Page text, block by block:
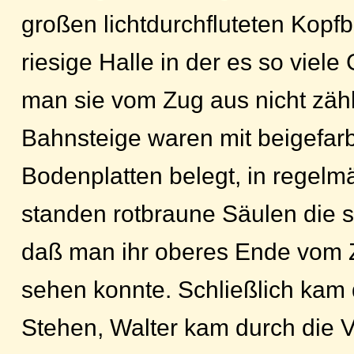
großen lichtdurchfluteten
riesige Halle in der es so viele
man sie vom Zug aus nicht
Bahnsteige waren mit
Bodenplatten belegt, in
standen rotbraune Säulen die
daß man ihr oberes Ende vom
sehen konnte. Schließlich kam
Stehen, Walter kam durch die